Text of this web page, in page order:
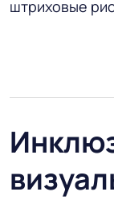
штриховые